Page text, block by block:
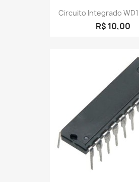
Circuito Integrado
R$ 10,00